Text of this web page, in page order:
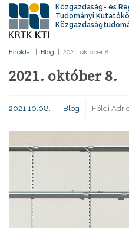
Közgazdaság- és
Tudományi
Főoldal Blog 2021. október 8.
2021. október 8.
2021.10.08. Blog Földi